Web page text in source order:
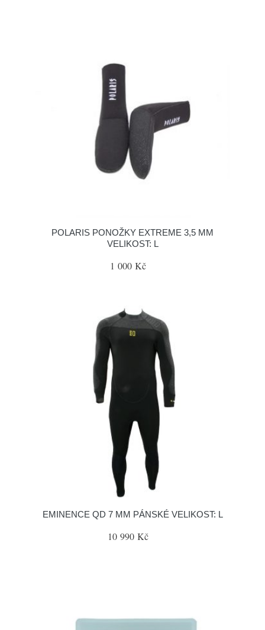
POLARIS PONOŽKY EXTREME 3,5 MM
VELIKOST: L
1 000 Kč
EMINENCE QD 7 MM PÁNSKÉ VELIKOST: L
10 990 Kč